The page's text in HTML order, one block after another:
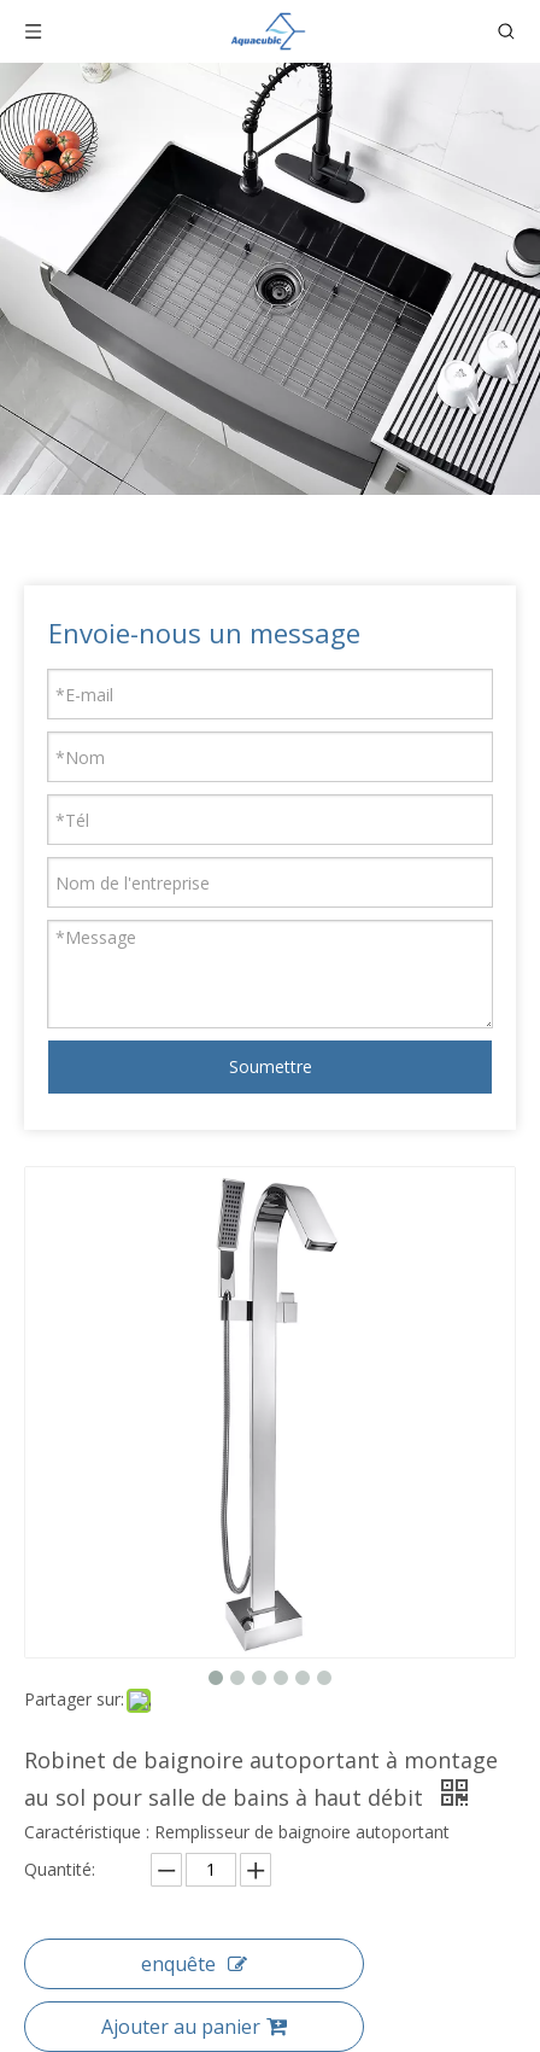
Envoie-nous un message
Soumettre
Partager sur:
Robinet de baignoire autoportant à montage
au sol pour salle de bains à haut débit
Caractéristique : Remplisseur de baignoire autoportant
Quantité:
enquête
Ajouter au panier